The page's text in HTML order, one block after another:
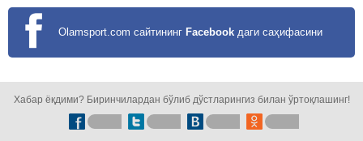
Olamsport.com сайтининг Facebook даги саҳифасини
Хабар ёқдими? Биринчилардан бўлиб дўстларингиз билан ўртоқлашинг!